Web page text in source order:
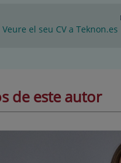
Veure el seu CV a Teknon.es
de este autor